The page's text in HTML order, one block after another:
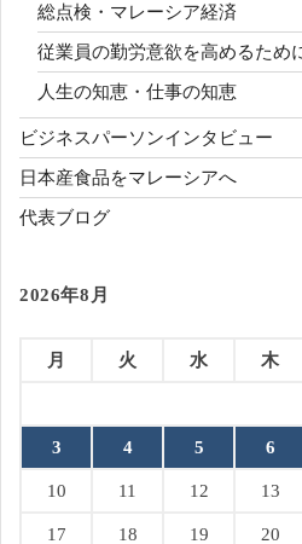
総点検・マレーシア経済
従業員の勤労意欲を高めるため
人生の知恵・仕事の知恵
ビジネスパーソンインタビュー
日本産食品をマレーシアへ
代表ブログ
2026年8月
月 火 水 木
3 4 5 6
10 11 12 13
17 18 19 20